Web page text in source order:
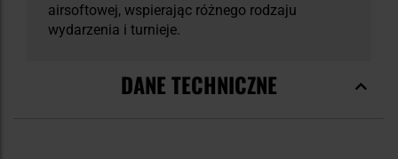
airsoftowej, wspierając różnego rodzaju
wydarzenia i turnieje.
DANE TECHNICZNE